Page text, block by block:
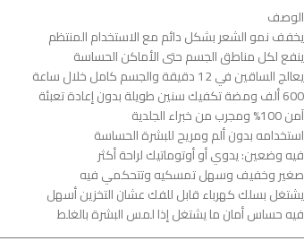
الوصف
يخفف نمو الشعر بشكل دائم مع الاستخدام المنتظم
ينفع لكل مناطق الجسم حتى الأماكن الحساسة
يعالج الساقين في 12 دقيقة والجسم كامل خلال ساعة
600 ألف ومضة تكفيك سنين طويلة بدون إعادة تعبئة
آمن 100% ومجرب من خبراء الجلدية
استخدامه بدون ألم ومريح للبشرة الحساسة
فيه وضعين: يدوي أو أوتوماتيك لراحة أكثر
صغير وخفيف وسهل تمسكيه وتتحكمي فيه
يشتغل بسلك كهرباء قابل للفك عشان التخزين أسهل
فيه حساس أمان ما يشتغل إذا لمس البشرة بالغلط